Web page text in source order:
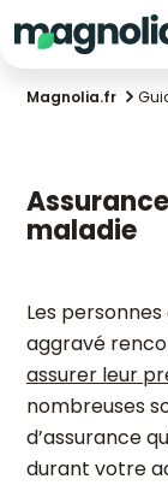
Magnolia.fr
maladie
Les
aggravé
assurer leur
nombreuses
d’assurance
durant votre